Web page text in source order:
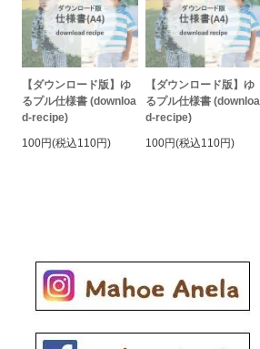
【ダウンロード版】ゆ
るプル仕様書 (downloa
d-recipe)
100円(税込110円)
【ダウンロード版】ゆ
るプル仕様書 (downloa
d-recipe)
100円(税込110円)